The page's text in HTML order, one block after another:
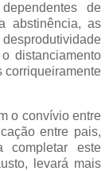
de
abstinência, as
distanciamento
corriqueiramente
o convívio entre
entre pais,
completar este
levará mais